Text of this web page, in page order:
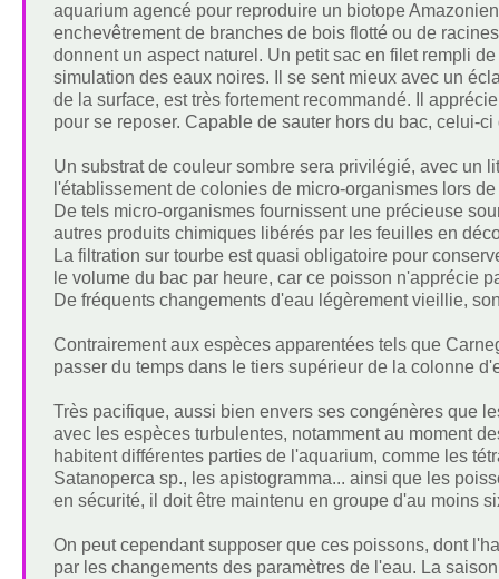
aquarium agencé pour reproduire un biotope
enchevêtrement de branches de bois flotté ou de
donnent un aspect naturel. Un petit sac en filet rempli
simulation des eaux noires. Il se sent mieux avec un
de la surface, est très fortement recommandé. Il
pour se reposer. Capable de sauter hors du bac, celui-
Un substrat de couleur sombre sera privilégié, avec un
l'établissement de colonies de micro-organismes lors
De tels micro-organismes fournissent une précieuse
autres produits chimiques libérés par les feuilles en
La filtration sur tourbe est quasi obligatoire pour
le volume du bac par heure, car ce poisson n'apprécie
De fréquents changements d'eau légèrement vieillie,
Contrairement aux espèces apparentées tels que
passer du temps dans le tiers supérieur de la colonne
Très pacifique, aussi bien envers ses congénères que
avec les espèces turbulentes, notamment au moment
habitent différentes parties de l'aquarium, comme les
Satanoperca sp., les apistogramma... ainsi que les
en sécurité, il doit être maintenu en groupe d'au moins
On peut cependant supposer que ces poissons, dont
par les changements des paramètres de l'eau. La